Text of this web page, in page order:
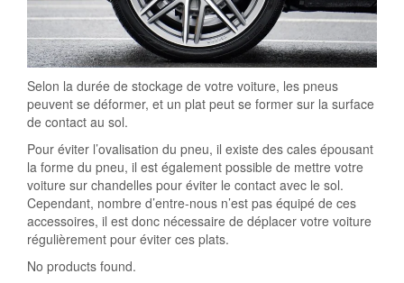
Selon la durée de stockage de votre voiture, les pneus
peuvent se déformer, et un plat peut se former sur la surface
de contact au sol.
Pour éviter l’ovalisation du pneu, il existe des cales épousant
la forme du pneu, il est également possible de mettre votre
voiture sur chandelles pour éviter le contact avec le sol.
Cependant, nombre d’entre-nous n’est pas équipé de ces
accessoires, il est donc nécessaire de déplacer votre voiture
régulièrement pour éviter ces plats.
No products found.